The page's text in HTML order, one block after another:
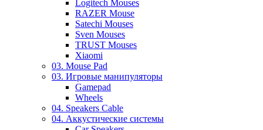
Logitech Mouses
RAZER Mouse
Satechi Mouses
Sven Mouses
TRUST Mouses
Xiaomi
03. Mouse Pad
03. Игровые манипуляторы
Gamepad
Wheels
04. Speakers Cable
04. Аккустические системы